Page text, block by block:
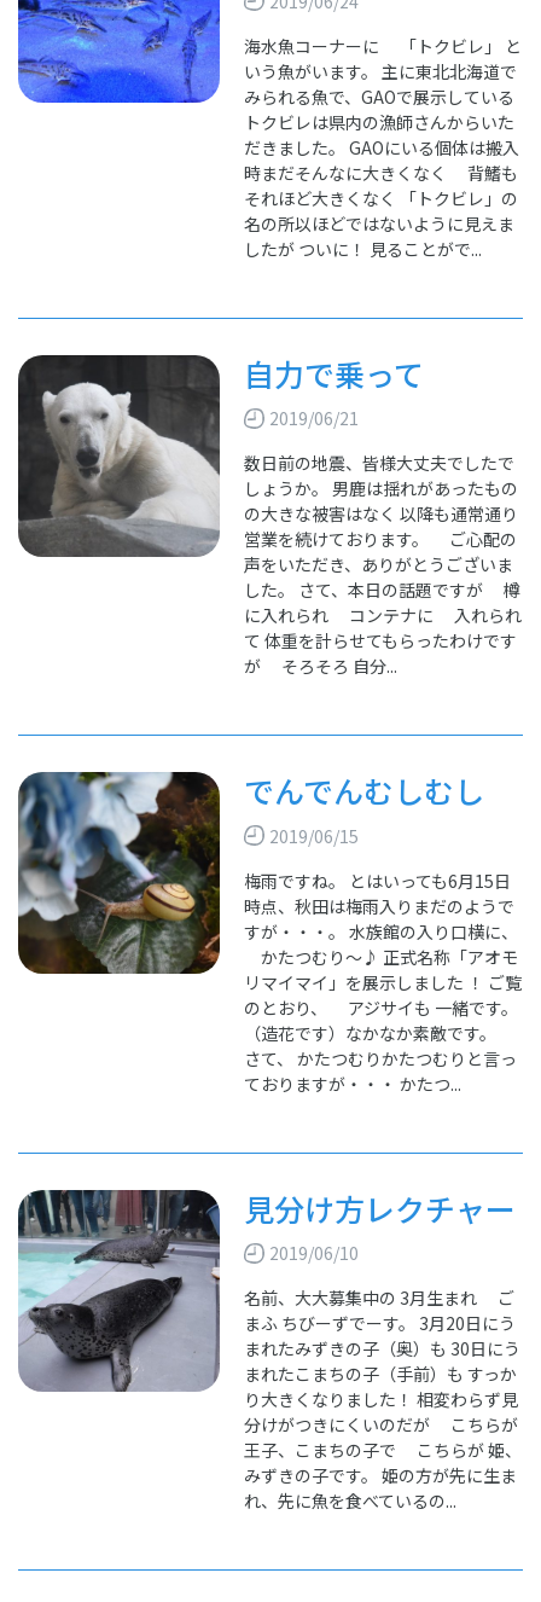
海水魚コーナーに 「トクビレ」 と
いう魚がいます。 主に東北北海道で
みられる魚で、GAOで展示している
トクビレは県内の漁師さんからいた
だきました。 GAOにいる個体は搬入
時まだそんなに大きくなく 背鰭も
それほど大きくなく 「トクビレ」の
名の所以ほどではないように見えま
したが ついに！ 見ることがで...
自力で乗って
2019/06/21
数日前の地震、皆様大丈夫でしたで
しょうか。 男鹿は揺れがあったもの
の大きな被害はなく 以降も通常通り
営業を続けております。 ご心配の
声をいただき、ありがとうございま
した。 さて、本日の話題ですが 樽
に入れられ コンテナに 入れられ
て 体重を計らせてもらったわけです
が そろそろ 自分...
でんでんむしむし
2019/06/15
梅雨ですね。 とはいっても6月15日
時点、秋田は梅雨入りまだのようで
すが・・・。 水族館の入り口横に、
かたつむり～♪ 正式名称「アオモ
リマイマイ」を展示しました ！ ご覧
のとおり、 アジサイも 一緒です。
（造花です）なかなか素敵です。
さて、 かたつむりかたつむりと言っ
ておりますが・・・ かたつ...
見分け方レクチャー
2019/06/10
名前、大大募集中の 3月生まれ ご
まふ ちびーずでーす。 3月20日にう
まれたみずきの子（奥）も 30日にう
まれたこまちの子（手前）も すっか
り大きくなりました！ 相変わらず見
分けがつきにくいのだが こちらが
王子、こまちの子で こちらが 姫、
みずきの子です。 姫の方が先に生ま
れ、先に魚を食べているの...